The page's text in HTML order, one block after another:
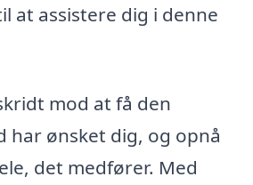
at assistere dig i denne
mod at få den
har ønsket dig, og opnå
det medfører. Med